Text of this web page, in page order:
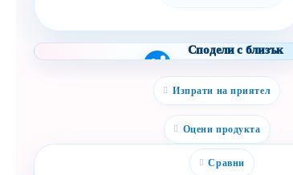
Сподели с близък
бебе? Изпрати го бързо.
Facebook Viber
WhatsApp
Копирай линк
Изпрати на приятел
Оцени продукта
Сравни